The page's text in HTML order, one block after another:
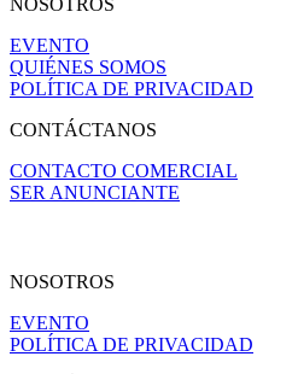
NOSOTROS
EVENTO
QUIÉNES SOMOS
POLÍTICA DE PRIVACIDAD
CONTÁCTANOS
CONTACTO COMERCIAL
SER ANUNCIANTE
NOSOTROS
EVENTO
POLÍTICA DE PRIVACIDAD